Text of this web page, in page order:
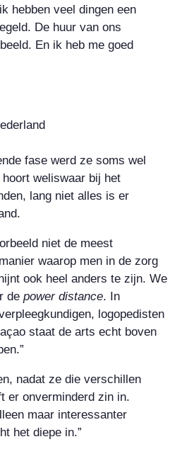
hebben veel dingen een
De huur van ons
En ik heb me goed
fase werd ze soms wel
weliswaar bij het
lang niet alles is er
niet de meest
waarop men in de zorg
ook heel anders te zijn. We
de power distance. In
logopedisten
staat de arts echt boven
nadat ze die verschillen
er onverminderd zin in.
maar interessanter
het diepe in.”